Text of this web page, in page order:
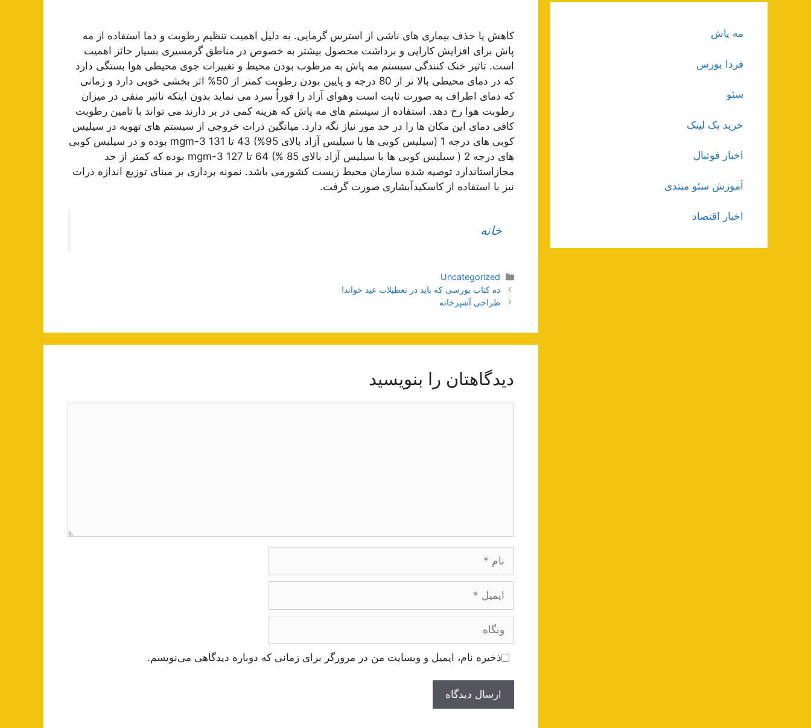
کاهش یا حذف بیماری های ناشی از استرس گرمایی. به دلیل اهمیت تنظیم رطوبت و دما استفاده از مه
پاش برای افزایش کارایی و برداشت محصول بیشتر به خصوص در مناطق گرمسیری بسیار حائز اهمیت
است. تاثیر خنک کنندگی سیستم مه پاش به مرطوب بودن محیط و تغییرات جوی محیطی هوا بستگی دارد
که در دمای محیطی بالا تر از 80 درجه و پایین بودن رطوبت کمتر از 50% اثر بخشی خوبی دارد و زمانی
که دمای اطراف به صورت ثابت است وهوای آزاد را فوراٌ سرد می نماید بدون اینکه تاثیر منفی در میزان
رطوبت هوا رخ دهد. استفاده از سیستم های مه پاش که هزینه کمی در بر دارند می تواند با تامین رطوبت
کافی دمای این مکان ها را در حد مور نیاز نگه دارد. میانگین ذرات خروجی از سیستم های تهویه در سیلیس
کوبی های درجه 1 (سیلیس کوبی ها با سیلیس آزاد بالای 95%) 43 تا mgm-3 131 بوده و در سیلیس کوبی
های درجه 2 ( سیلیس کوبی ها با سیلیس آزاد بالای 85 %) 64 تا mgm-3 127 بوده که کمتر از حد
مجازاستاندارد توصیه شده سازمان محیط زیست کشورمی باشد. نمونه برداری بر مبنای توزیع اندازه ذرات
نیز با استفاده از کاسکیدآبشاری صورت گرفت.
خانه
دسته‌ها
Uncategorized
ناوبری
نوشته‌ها
ده کتاب بورسی که باید در تعطیلات عید خواند!
طراحی آشپزخانه
دیدگاهتان را بنویسید
وبگاه
ذخیره نام، ایمیل و وبسایت من در مرورگر برای زمانی که دوباره دیدگاهی می‌نویسم.
مه پاش
فردا بورس
سئو
خرید بک لینک
اخبار فوتبال
آموزش سئو مبتدی
اخبار اقتصاد